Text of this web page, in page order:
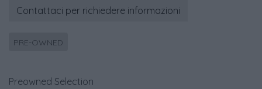
Contattaci per richiedere informazioni
PRE-OWNED
Preowned Selection